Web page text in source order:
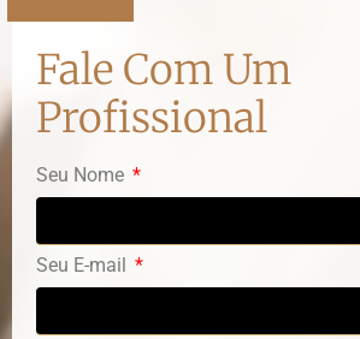
Fale Com Um
Profissional
Seu Nome
Seu E-mail